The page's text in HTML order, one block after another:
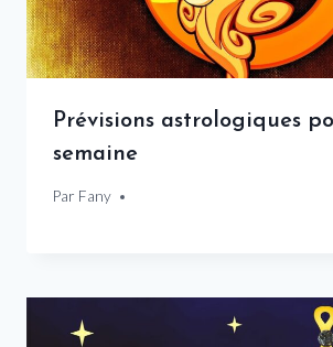
Prévisions astrologiques
semaine
Par Fany
23 novembre 2024